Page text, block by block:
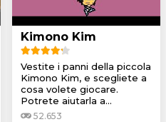
Kimono Kim
Vestite i panni della piccola
Kimono Kim, e scegliete a
cosa volete giocare.
Potrete aiutarla a...
52.653